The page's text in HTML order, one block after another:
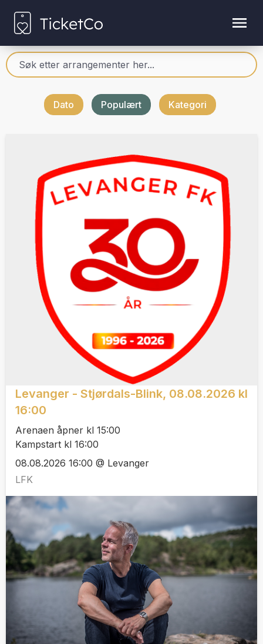
Dato Populært Kategori
Levanger - Stjørdals-Blink, 08.08.2026 kl
16:00
Arenaen åpner kl 15:00
Kampstart kl 16:00
08.08.2026 16:00 @ Levanger
LFK